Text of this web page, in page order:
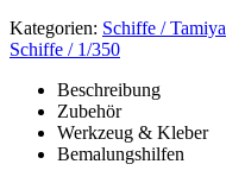
Kategorien: Schiffe / Tamiya
Schiffe / 1/350
Beschreibung
Zubehör
Werkzeug & Kleber
Bemalungshilfen